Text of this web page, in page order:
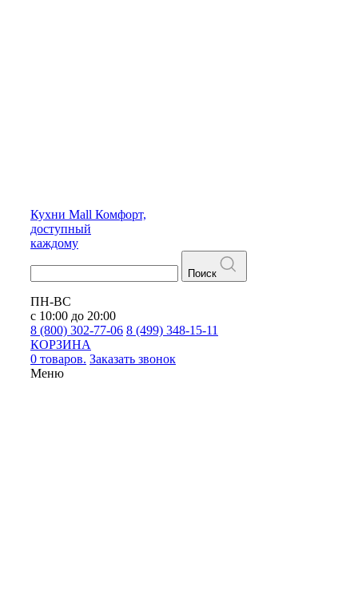
Кухни Mall Комфорт,
доступный
каждому
Поиск
ПН-ВС
с 10:00 до 20:00
8 (800) 302-77-06 8 (499) 348-15-11
КОРЗИНА
0 товаров. Заказать звонок
Меню